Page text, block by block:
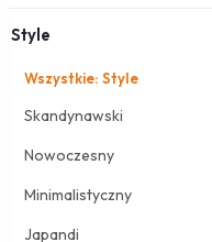
Style
Wszystkie: Style
Skandynawski
Nowoczesny
Minimalistyczny
Japandi